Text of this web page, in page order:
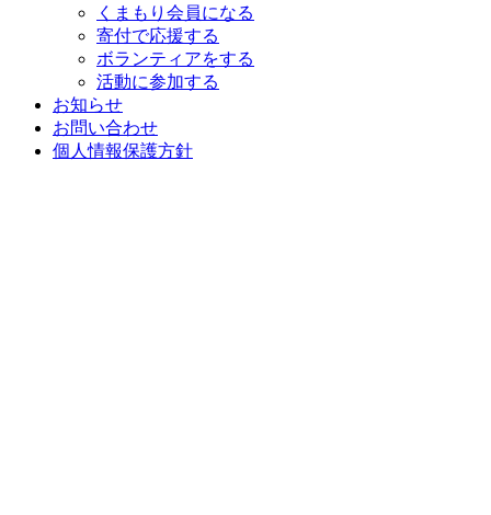
くまもり会員になる
寄付で応援する
ボランティアをする
活動に参加する
お知らせ
お問い合わせ
個人情報保護方針